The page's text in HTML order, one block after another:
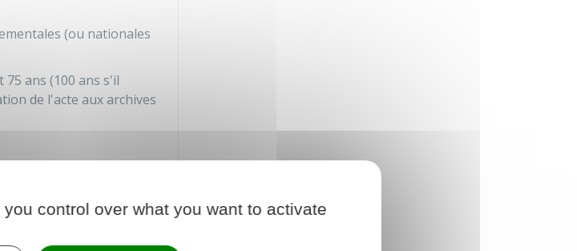
(ou nationales
ans (100 ans s'il
de l'acte aux archives
control over what you want to activate